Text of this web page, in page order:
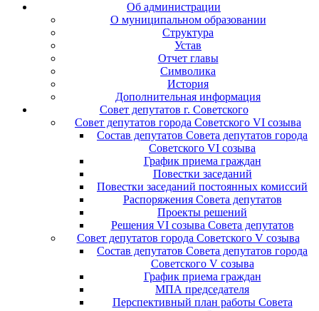
Об администрации
О муниципальном образовании
Структура
Устав
Отчет главы
Символика
История
Дополнительная информация
Совет депутатов г. Советского
Совет депутатов города Советского VI созыва
Состав депутатов Совета депутатов города
Советского VI созыва
График приема граждан
Повестки заседаний
Повестки заседаний постоянных комиссий
Распоряжения Совета депутатов
Проекты решений
Решения VI созыва Совета депутатов
Совет депутатов города Советского V созыва
Состав депутатов Совета депутатов города
Советского V созыва
График приема граждан
МПА председателя
Перспективный план работы Совета